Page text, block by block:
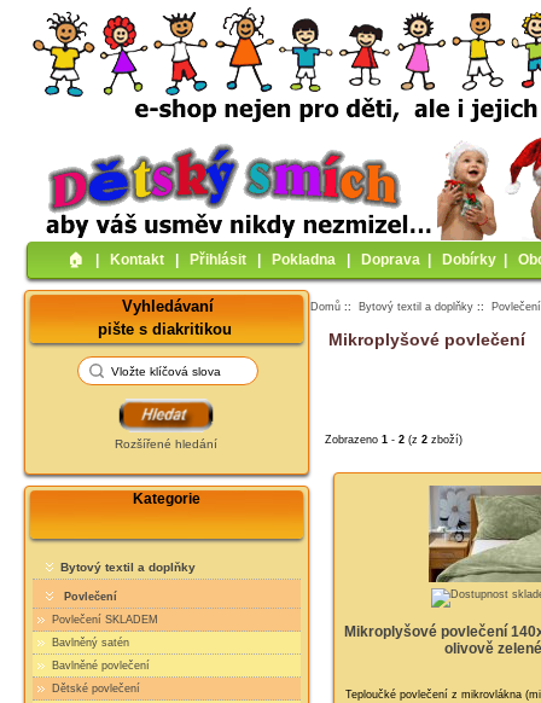
🏠︎ Kontakt Přihlásit Pokladna Doprava Dobírky
Vyhledávaní
pište s diakritikou
Rozšířené hledání
Kategorie
Bytový textil a doplňky
Povlečení
Povlečení SKLADEM
Bavlněný satén
Bavlněné povlečení
Dětské povlečení
Domů :: Bytový textil a doplňky :: Povlečení
Mikroplyšové povlečení
Zobrazeno 1 - 2(z 2zboží)
Mikroplyšové povlečení
olivově zelené
Teploučké povlečení z mikrovlákna